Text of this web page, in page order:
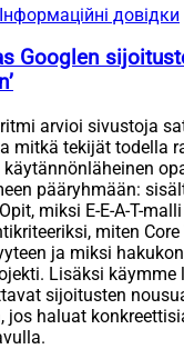
Інформаційні довідки
Googlen
arvioi sivustoja
mitkä tekijät todella
pääryhmään:
miksi E-E-A-T-
miten
ja miksi
Lisäksi
sijoitusten
jos haluat